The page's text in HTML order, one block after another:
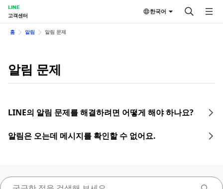
LINE
고객센터
한국어
홈 알림 알림 문제
알림 문제
LINE의 알림 문제를 해결하려면 어떻게 해야 하나요?
알림은 오는데 메시지를 확인할 수 없어요.